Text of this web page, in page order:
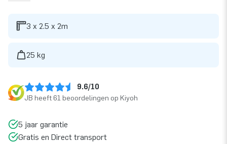
3 x 2.5 x 2m
25 kg
9.6/10
JB heeft 61 beoordelingen op Kiyoh
5 jaar garantie
Gratis en Direct transport